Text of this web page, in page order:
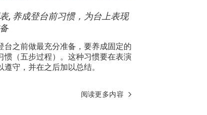
, 养成登台前习惯，为台上表现
台之前做最充分准备，要养成固定的
惯（五步过程）。这种习惯要在表演
遵守，并在之后加以总结。
阅读更多内容